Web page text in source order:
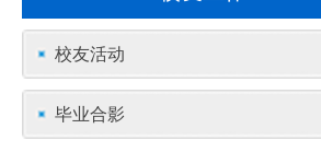
校友活动
毕业合影